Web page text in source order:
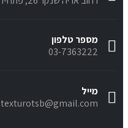
מספר טלפון
03-7363222
מייל
texturotsb@gmail.com